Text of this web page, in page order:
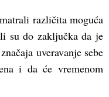
različita moguća
su do zaključka da je
uveravanje sebe
i da će vremenom